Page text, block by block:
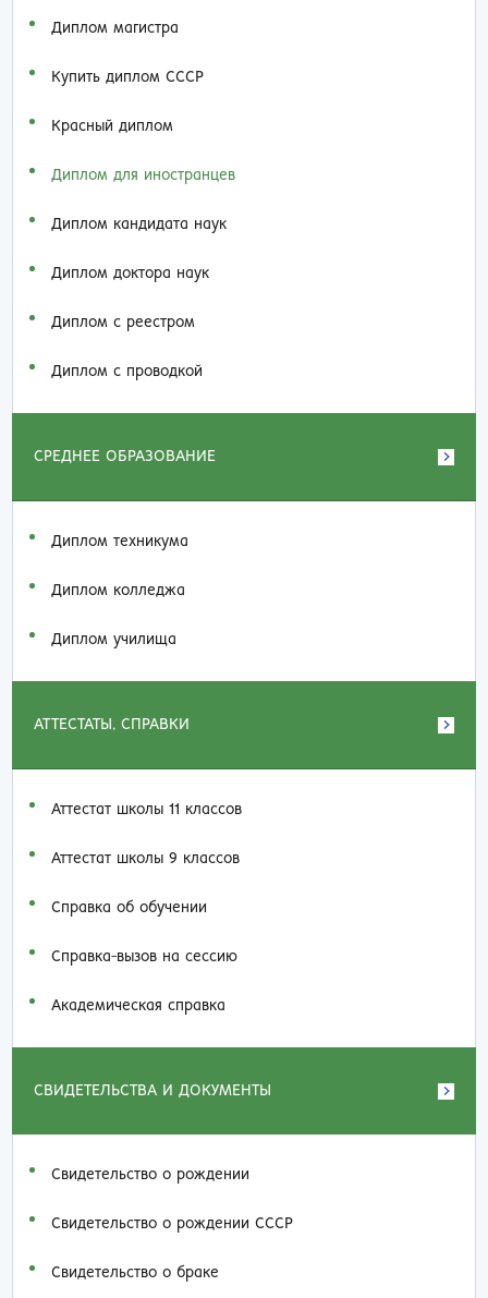
Диплом магистра
Купить диплом СССР
Красный диплом
Диплом для иностранцев
Диплом кандидата наук
Диплом доктора наук
Диплом с реестром
Диплом с проводкой
СРЕДНЕЕ ОБРАЗОВАНИЕ
Диплом техникума
Диплом колледжа
Диплом училища
АТТЕСТАТЫ, СПРАВКИ
Аттестат школы 11 классов
Аттестат школы 9 классов
Справка об обучении
Справка-вызов на сессию
Академическая справка
СВИДЕТЕЛЬСТВА И ДОКУМЕНТЫ
Свидетельство о рождении
Свидетельство о рождении СССР
Свидетельство о браке